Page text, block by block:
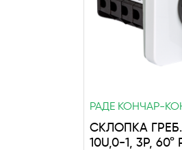
РАДЕ КОНЧАР-
СКЛОПКА ГРЕБ.
10U,0-1, 3P, 60°